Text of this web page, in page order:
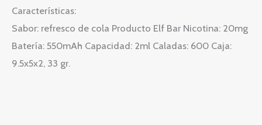
Características:
Sabor: refresco de cola Producto Elf Bar Nicotina: 20mg
Batería: 550mAh Capacidad: 2ml Caladas: 600 Caja:
9.5x5x2, 33 gr.